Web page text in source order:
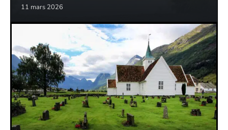
11 mars 2026